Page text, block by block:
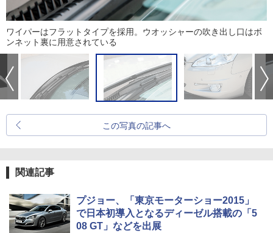
ワイパーはフラットタイプを採用。ウオッシャーの吹き出し口はボ
ンネット裏に用意されている
この写真の記事へ
関連記事
プジョー、「東京モーターショー2015」
で日本初導入となるディーゼル搭載の「5
08 GT」などを出展